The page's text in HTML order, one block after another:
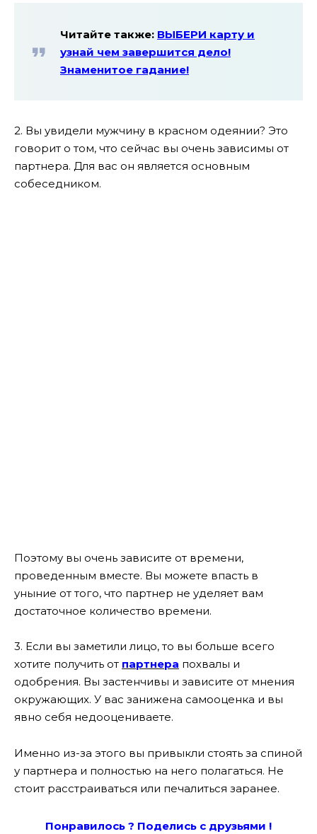
Читайте также: ВЫБЕРИ карту и
узнай чем завершится дело!
Знаменитое гадание!
2. Вы увидели мужчину в красном одеянии? Это
говорит о том, что сейчас вы очень зависимы от
партнера. Для вас он является основным
собеседником.
Поэтому вы очень зависите от времени,
проведенным вместе. Вы можете впасть в
уныние от того, что партнер не уделяет вам
достаточное количество времени.
3. Если вы заметили лицо, то вы больше всего
хотите получить от партнера похвалы и
одобрения. Вы застенчивы и зависите от мнения
окружающих. У вас занижена самооценка и вы
явно себя недооцениваете.
Именно из-за этого вы привыкли стоять за спиной
у партнера и полностью на него полагаться. Не
стоит расстраиваться или печалиться заранее.
Понравилось ? Поделись с друзьями !